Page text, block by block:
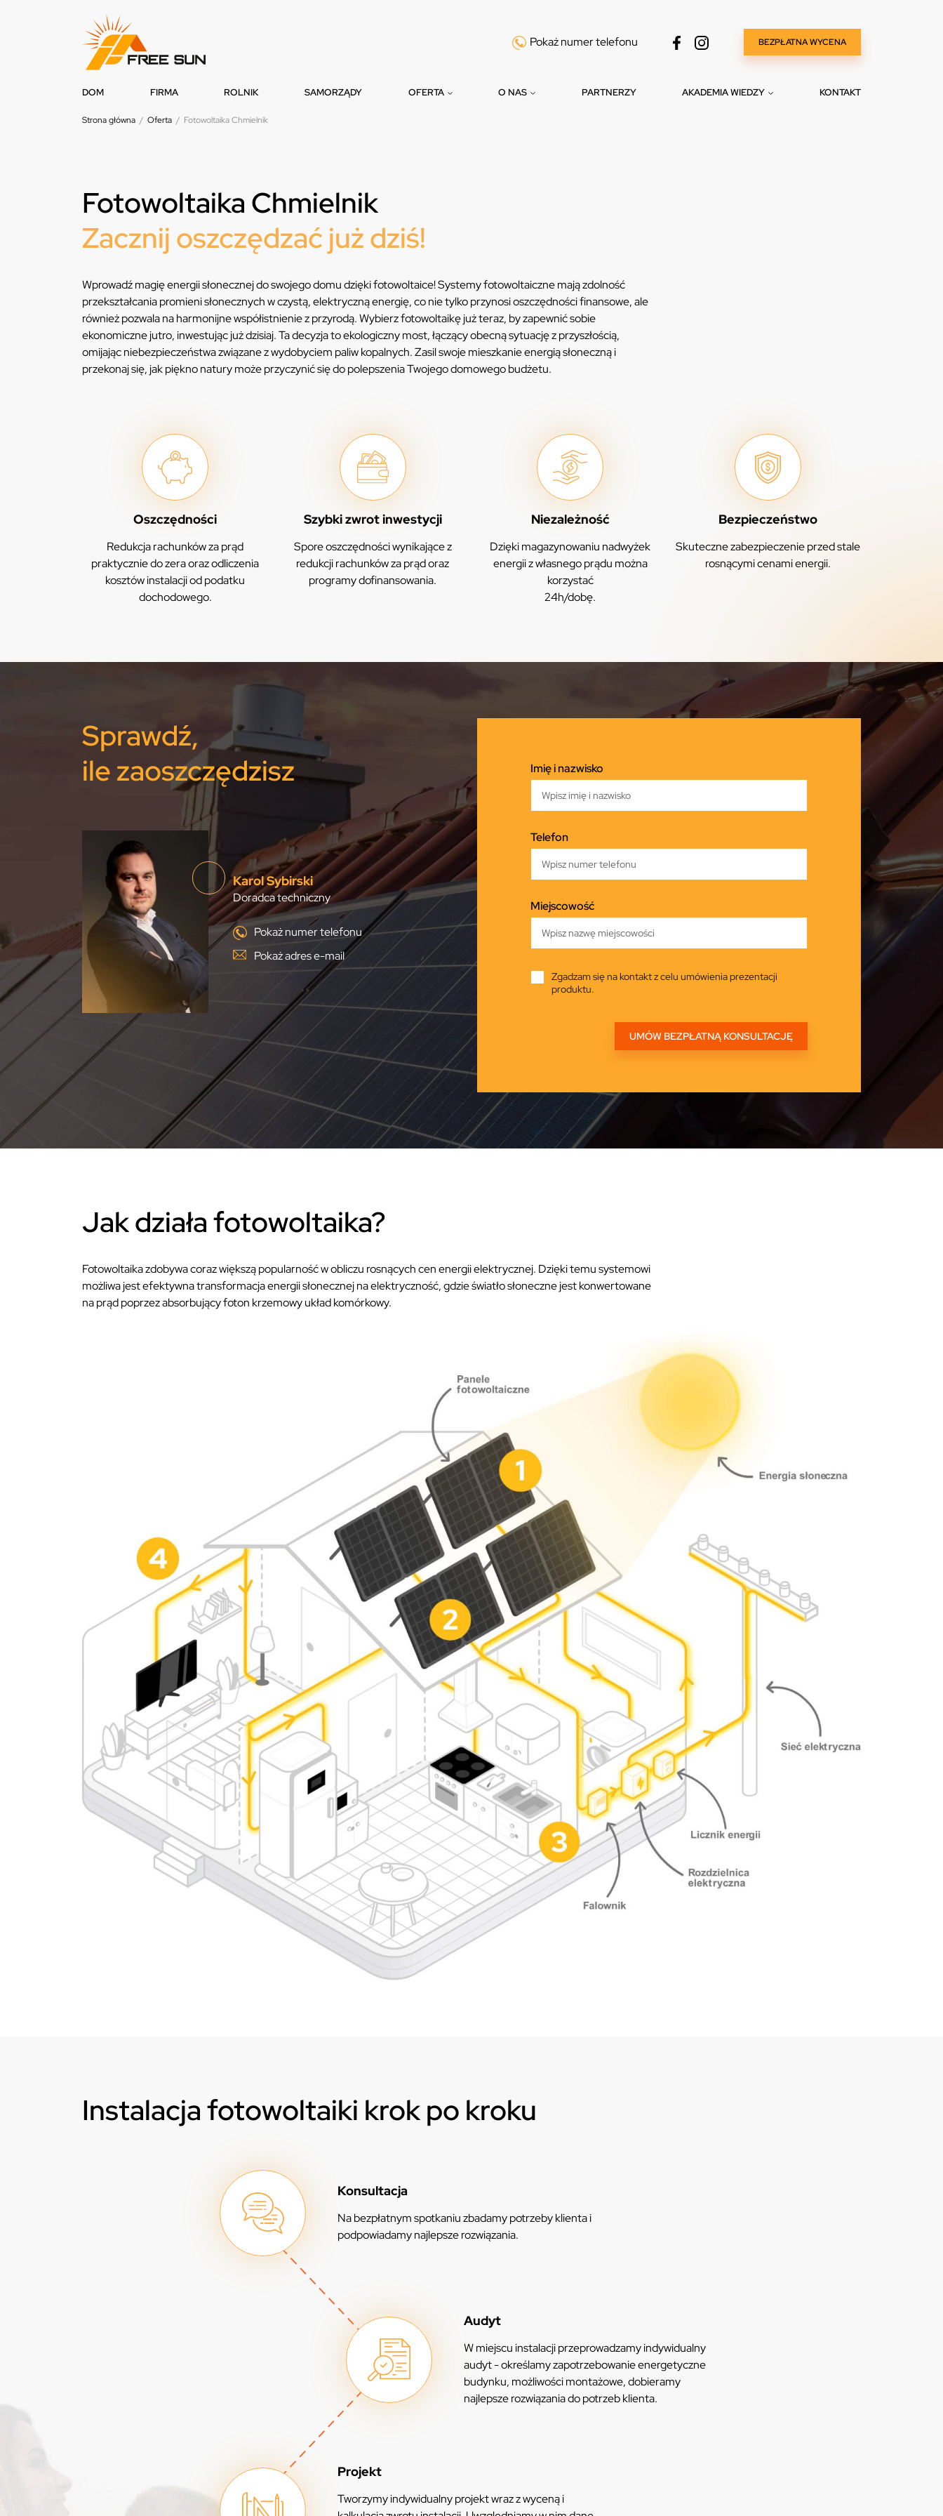
Pokaż numer telefonu BEZPŁATNA WYCENA
DOM FIRMA ROLNIK SAMORZĄDY OFERTA O NAS PARTNERZY AKADEMIA WIEDZY KONTAKT
Strona główna / Oferta / Fotowoltaika Chmielnik
Fotowoltaika Chmielnik
Zacznij oszczędzać już dziś!
Wprowadź magię energii słonecznej do swojego domu dzięki fotowoltaice! Systemy fotowoltaiczne mają zdolność
przekształcania promieni słonecznych w czystą, elektryczną energię, co nie tylko przynosi oszczędności finansowe, ale
również pozwala na harmonijne współistnienie z przyrodą. Wybierz fotowoltaikę już teraz, by zapewnić sobie
ekonomiczne jutro, inwestując już dzisiaj. Ta decyzja to ekologiczny most, łączący obecną sytuację z przyszłością,
omijając niebezpieczeństwa związane z wydobyciem paliw kopalnych. Zasil swoje mieszkanie energią słoneczną i
przekonaj się, jak piękno natury może przyczynić się do polepszenia Twojego domowego budżetu.
Oszczędności
Redukcja rachunków za prąd
praktycznie do zera oraz odliczenia
kosztów instalacji od podatku
dochodowego.
Szybki zwrot inwestycji
Spore oszczędności wynikające z
redukcji rachunków za prąd oraz
programy dofinansowania.
Niezależność
Dzięki magazynowaniu nadwyżek
energii z własnego prądu można
korzystać
24h/dobę.
Bezpieczeństwo
Skuteczne zabezpieczenie przed stale
rosnącymi cenami energii.
Sprawdź,
ile zaoszczędzisz
Karol Sybirski
Doradca techniczny
Pokaż numer telefonu
Pokaż adres e-mail
Imię i nazwisko
Telefon
Miejscowość
Zgadzam się na kontakt z celu umówienia prezentacji
produktu.
Jak działa fotowoltaika?
Fotowoltaika zdobywa coraz większą popularność w obliczu rosnących cen energii elektrycznej. Dzięki temu systemowi
możliwa jest efektywna transformacja energii słonecznej na elektryczność, gdzie światło słoneczne jest konwertowane
na prąd poprzez absorbujący foton krzemowy układ komórkowy.
Instalacja fotowoltaiki krok po kroku
Konsultacja
Na bezpłatnym spotkaniu zbadamy potrzeby klienta i
podpowiadamy najlepsze rozwiązania.
Audyt
W miejscu instalacji przeprowadzamy indywidualny
audyt - określamy zapotrzebowanie energetyczne
budynku, możliwości montażowe, dobieramy
najlepsze rozwiązania do potrzeb klienta.
Projekt
Tworzymy indywidualny projekt wraz z wyceną i